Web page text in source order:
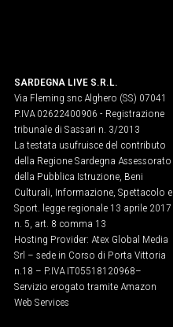
SARDEGNA LIVE S.R.L.
Via Fleming snc Alghero (SS) 07041
P.IVA 02622400906 - Registrazione
tribunale di Sassari n. 3/2013
La testata usufruisce del contributo
della Regione Sardegna Assessorato
della Pubblica Istruzione, Beni
Culturali, Informazione, Spettacolo e
Sport. legge regionale 13 aprile 2017
n. 5, art. 8 comma 13
Hosting Provider: Atex Global Media
Srl – sede in Corso di Porta Vittoria
n.18 – P.IVA IT05518120968​–
Servizio erogato tramite Amazon
Web Services